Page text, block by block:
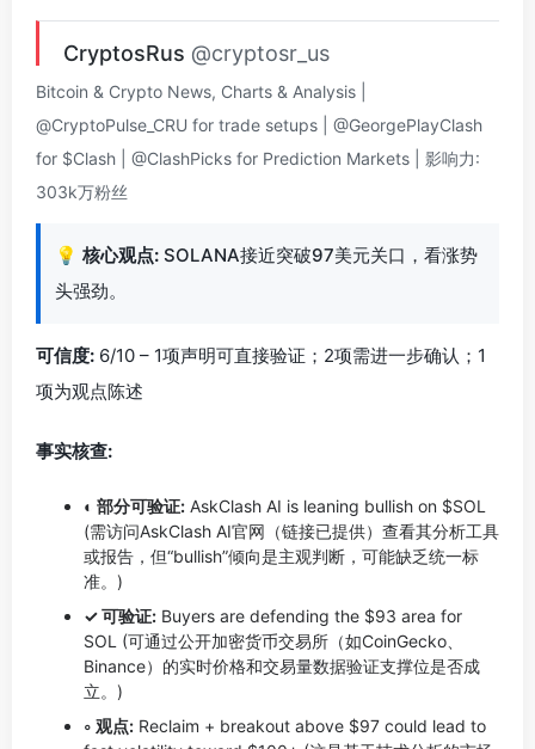
CryptosRus @cryptosr_us
Bitcoin & Crypto News, Charts & Analysis |
@CryptoPulse_CRU for trade setups | @GeorgePlayClash
for $Clash | @ClashPicks for Prediction Markets | 影响力:
303k万粉丝
💡 核心观点: SOLANA接近突破97美元关口，看涨势
头强劲。
可信度: 6/10 – 1项声明可直接验证；2项需进一步确认；1
项为观点陈述
事实核查:
◐ 部分可验证: AskClash AI is leaning bullish on $SOL
(需访问AskClash AI官网（链接已提供）查看其分析工具
或报告，但“bullish”倾向是主观判断，可能缺乏统一标
准。)
✓ 可验证: Buyers are defending the $93 area for
SOL (可通过公开加密货币交易所（如CoinGecko、
Binance）的实时价格和交易量数据验证支撑位是否成
立。)
◦ 观点: Reclaim + breakout above $97 could lead to